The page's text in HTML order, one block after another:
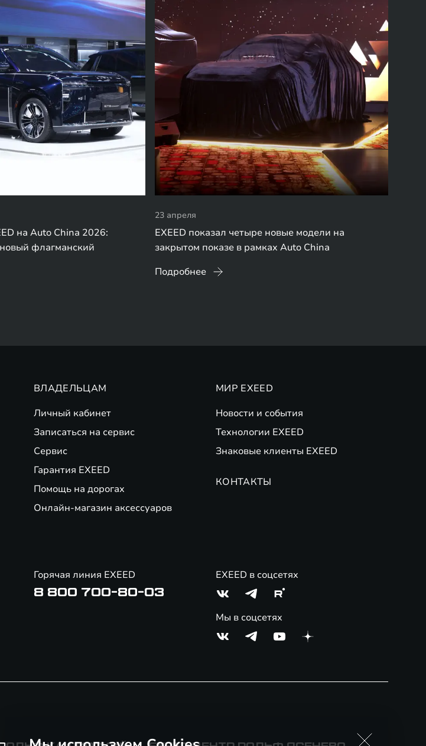
на Auto China 2026:
флагманский
23 апреля
EXEED показал четыре новые модели на
закрытом показе в рамках Auto China
Подробнее
ВЛАДЕЛЬЦАМ
Личный кабинет
Записаться на сервис
Сервис
Гарантия EXEED
Помощь на дорогах
Онлайн-магазин аксессуаров
МИР EXEED
Новости и события
Технологии EXEED
Знаковые клиенты EXEED
КОНТАКТЫ
Горячая линия EXEED
8 800 700-80-03
EXEED в соцсетях
Мы в соцсетях